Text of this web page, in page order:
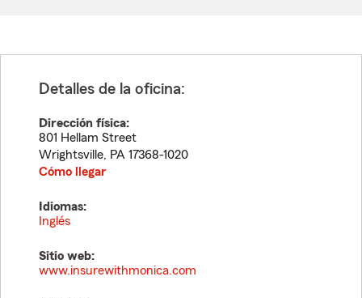
Detalles de la oficina:
Dirección física:
801 Hellam Street
Wrightsville, PA 17368-1020
Cómo llegar
Idiomas:
Inglés
Sitio web:
www.insurewithmonica.com